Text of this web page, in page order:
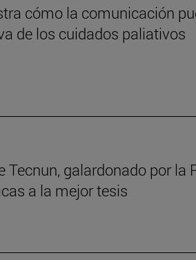
cómo la comunicación
de los cuidados paliativos
galardonado por la
a la mejor tesis